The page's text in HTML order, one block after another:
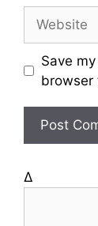
a
l
s
Save
browser
Δ